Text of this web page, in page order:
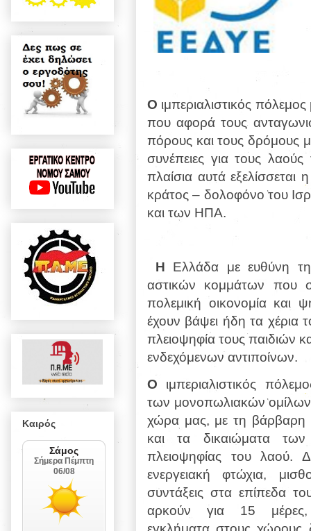
Ο ιμπεριαλιστικός
που αφορά τους
πόρους και τους δρόμους
συνέπειες για τους
πλαίσια αυτά εξελίσσεται
κράτος – δολοφόνο του
και των ΗΠΑ.
Η Ελλάδα με ευθύνη
αστικών κομμάτων που
πολεμική οικονομία και
έχουν βάψει ήδη τα
πλειοψηφία τους παιδιών
ενδεχόμενων αντιποίνων.
Ο ιμπεριαλιστικός
των μονοπωλιακών ομίλων,
χώρα μας, με τη βάρβαρη
και τα δικαιώματα
πλειοψηφίας του λαού.
ενεργειακή φτώχια,
συντάξεις στα επίπεδα
αρκούν για 15 μέρες,
Καιρός